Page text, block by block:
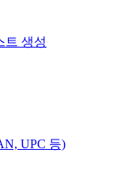
트 생성
UPC 등)